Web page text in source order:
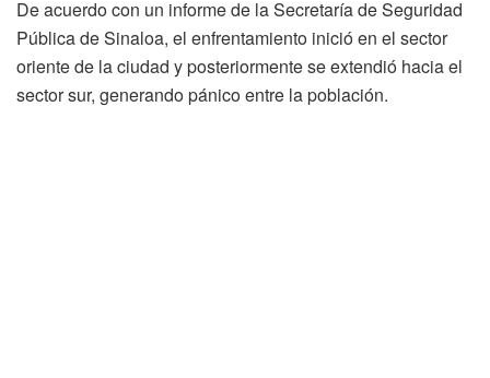
De acuerdo con un informe de la Secretaría de Seguridad
Pública de Sinaloa, el enfrentamiento inició en el sector
oriente de la ciudad y posteriormente se extendió hacia el
sector sur, generando pánico entre la población.